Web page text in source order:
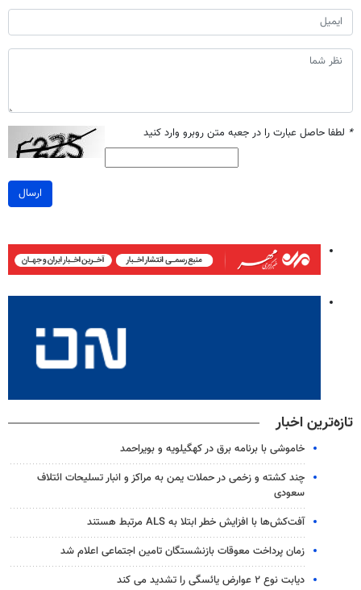
* لطفا حاصل عبارت را در جعبه متن روبرو وارد کنید
ارسال
تازه‌ترین اخبار
خاموشی با برنامه برق در کهگیلویه و بویراحمد
چند کشته و زخمی در حملات یمن به مراکز و انبار تسلیحات ائتلاف
سعودی
آفت‌کش‌ها با افزایش خطر ابتلا به ALS مرتبط هستند
زمان پرداخت معوقات بازنشستگان تامین اجتماعی اعلام شد
دیابت نوع ۲ عوارض یائسگی را تشدید می کند